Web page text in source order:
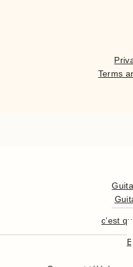
Terms
c’est